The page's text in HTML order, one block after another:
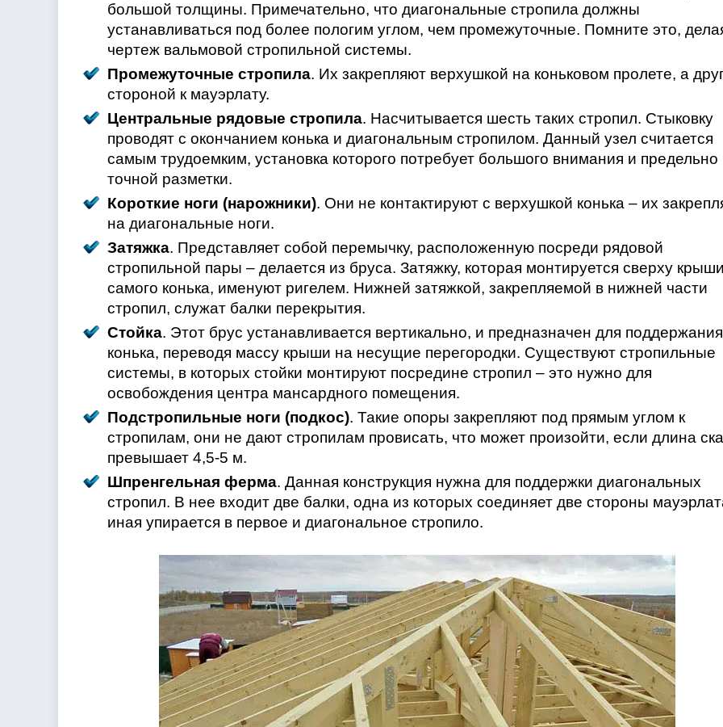
большой толщины. Примечательно, что диагональные стропила должны
устанавливаться под более пологим углом, чем промежуточные. Помните это,
чертеж вальмовой стропильной системы.
Промежуточные стропила. Их закрепляют верхушкой на коньковом пролете, а
стороной к мауэрлату.
Центральные рядовые стропила. Насчитывается шесть таких стропил. Стыковку
проводят с окончанием конька и диагональным стропилом. Данный узел считается
самым трудоемким, установка которого потребует большого внимания и предельно
точной разметки.
Короткие ноги (нарожники). Они не контактируют с верхушкой конька – их
на диагональные ноги.
Затяжка. Представляет собой перемычку, расположенную посреди рядовой
стропильной пары – делается из бруса. Затяжку, которая монтируется сверху
самого конька, именуют ригелем. Нижней затяжкой, закрепляемой в нижней части
стропил, служат балки перекрытия.
Стойка. Этот брус устанавливается вертикально, и предназначен для поддержания
конька, переводя массу крыши на несущие перегородки. Существуют стропильные
системы, в которых стойки монтируют посредине стропил – это нужно для
освобождения центра мансардного помещения.
Подстропильные ноги (подкос). Такие опоры закрепляют под прямым углом к
стропилам, они не дают стропилам провисать, что может произойти, если длина
превышает 4,5-5 м.
Шпренгельная ферма. Данная конструкция нужна для поддержки диагональных
стропил. В нее входит две балки, одна из которых соединяет две стороны
иная упирается в первое и диагональное стропило.